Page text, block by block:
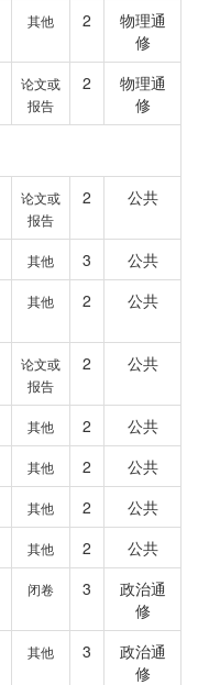
其他 2
物理通
修
论文或
报告
2
物理通
修
论文或
报告
2 公共
其他 3
公共
其他 2 公共
论文或
报告
2 公共
其他 2
公共
其他 2
公共
其他 2
公共
其他 2
公共
闭卷 3
政治通
修
其他 3
政治通
修